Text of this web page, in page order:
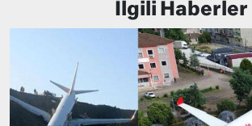
İlgili Haberler